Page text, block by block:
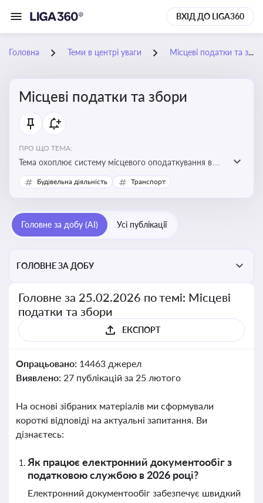
ВХІД ДО LIGA360
Головна Теми в центрі уваги Місцеві податки та збори
Місцеві податки та збори
ПРО ЩО ТЕМА:
Тема охоплює систему місцевого оподаткування в
Україні, включаючи туристичний збір, плату за
земельні ділянки, за паркування транспорту
Будівельна діяльність Транспорт
Головне за добу (AI) Усі публікації
ГОЛОВНЕ ЗА ДОБУ
Головне за 25.02.2026 по темі: Місцеві
податки та збори
ЕКСПОРТ
Опрацьовано: 14463 джерел
Виявлено: 27 публікацій за 25 лютого
На основі зібраних матеріалів ми сформували
короткі відповіді на актуальні запитання. Ви
дізнаєтесь:
Як працює електронний документообіг з
податковою службою в 2026 році?
Електронний документообіг забезпечує швидкий